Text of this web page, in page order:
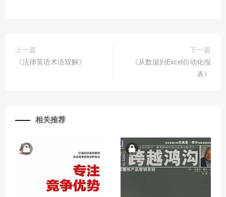
上一篇
《法律英语术语双解》
下一篇
《从数据到Excel自动化报
表》
相关推荐